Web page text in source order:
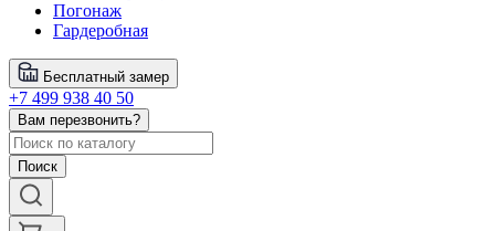
Погонаж
Гардеробная
Бесплатный замер
+7 499 938 40 50
Вам перезвонить?
Поиск